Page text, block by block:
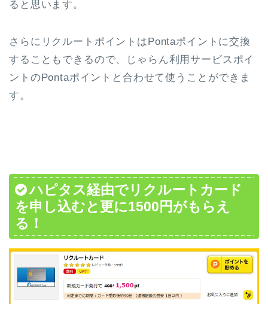
ると思います。
さらにリクルートポイントはPontaポイントに交換
することもできるので、じゃらん利用サービスポイ
ントのPontaポイントと合わせて使うことができま
す。
ハピタス経由でリクルートカード
を申し込むと更に1500円がもらえ
る！